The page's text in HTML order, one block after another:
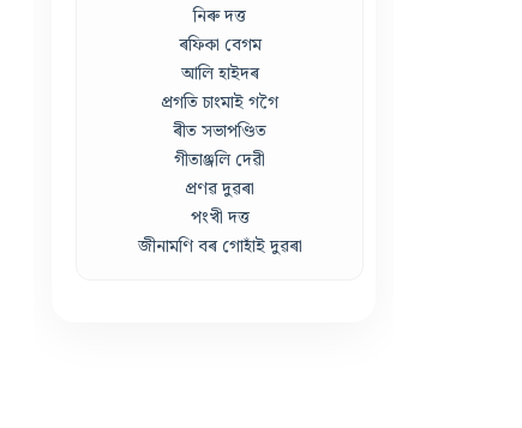
নিৰু দত্ত
ৰফিকা বেগম
আলি হাইদৰ
প্ৰগতি চাংমাই গগৈ
ৰীত সভাপণ্ডিত
গীতাঞ্জলি দেৱী
প্ৰণৱ দুৱৰা
পংখী দত্ত
জীনামণি বৰ গোহাঁই দুৱৰা